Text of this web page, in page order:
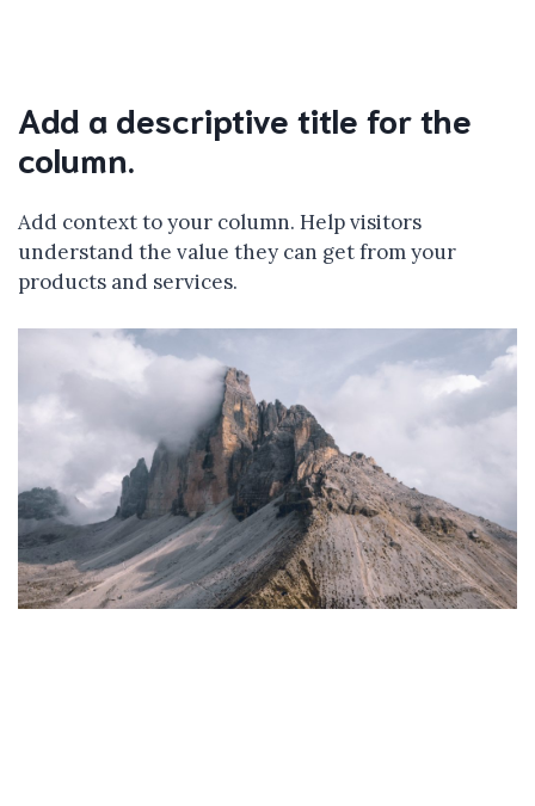
Add a descriptive title for the
column.
Add context to your column. Help visitors
understand the value they can get from your
products and services.